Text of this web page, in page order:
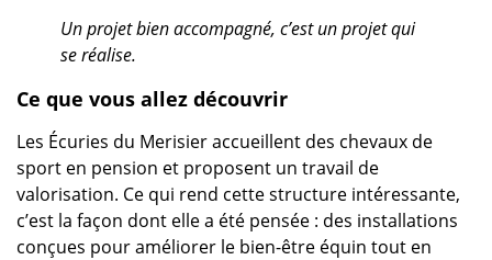
Un projet bien accompagné, c’est un projet qui
se réalise.
Ce que vous allez découvrir
Les Écuries du Merisier accueillent des chevaux de
sport en pension et proposent un travail de
valorisation. Ce qui rend cette structure intéressante,
c’est la façon dont elle a été pensée : des installations
conçues pour améliorer le bien-être équin tout en